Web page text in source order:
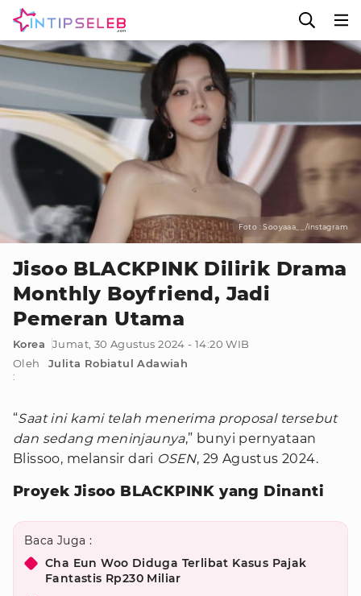
Foto : Sooyaaa__/instagram
Jisoo BLACKPINK Dilirik Drama
Monthly Boyfriend, Jadi
Pemeran Utama
Korea
Jumat, 30 Agustus 2024 - 14:20 WIB
Oleh
:
Julita Robiatul Adawiah
“Saat ini kami telah menerima proposal tersebut
dan sedang meninjaunya,” bunyi pernyataan
Blissoo, melansir dari OSEN, 29 Agustus 2024.
Proyek Jisoo BLACKPINK yang Dinanti
Baca Juga :
Cha Eun Woo Diduga Terlibat Kasus Pajak
Fantastis Rp230 Miliar